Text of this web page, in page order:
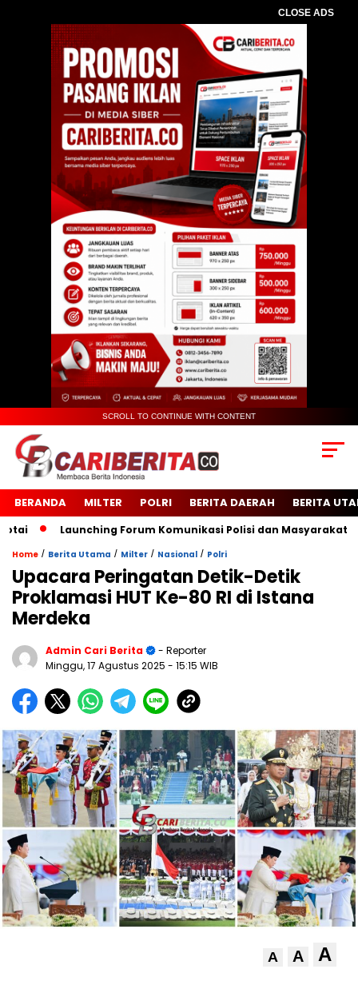
CLOSE ADS
SCROLL TO CONTINUE WITH CONTENT
BERANDA MILTER POLRI BERITA DAERAH BERITA
Launching Forum Komunikasi Polisi dan Masyarakat Sekolah
Home / Berita Utama / Milter / Nasional / Polri
Upacara Peringatan Detik-Detik
Proklamasi HUT Ke-80 RI di Istana
Merdeka
Admin Cari Berita
- Reporter
Minggu, 17 Agustus 2025 - 15:15 WIB
A A A